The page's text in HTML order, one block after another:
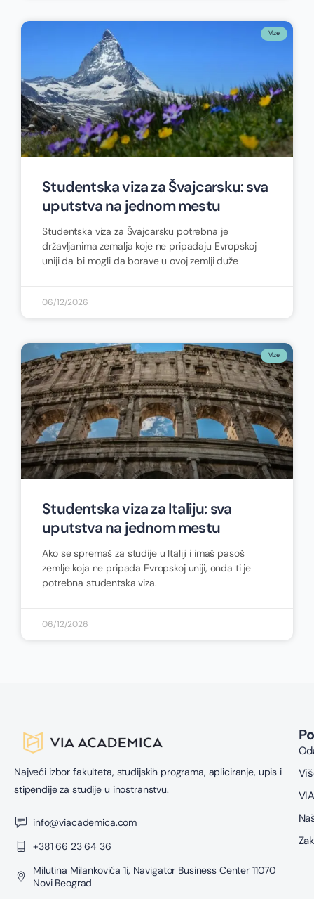
Vize
Studentska viza za Švajcarsku: sva
uputstva na jednom mestu
Studentska viza za Švajcarsku potrebna je
državljanima zemalja koje ne pripadaju Evropskoj
uniji da bi mogli da borave u ovoj zemlji duže
06/12/2026
Vize
Studentska viza za Italiju: sva
uputstva na jednom mestu
Ako se spremaš za studije u Italiji i imaš pasoš
zemlje koja ne pripada Evropskoj uniji, onda ti je
potrebna studentska viza.
06/12/2026
Najveći izbor fakulteta, studijskih programa, apliciranje, upis i
stipendije za studije u inostranstvu.
info@viacademica.com
+381 66 23 64 36
Milutina Milankovića 1i, Navigator Business Center 11070
Novi Beograd